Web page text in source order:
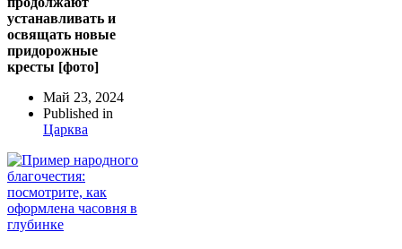
устанавливать и
освящать новые
придорожные
кресты [фото]
Май 23, 2024
Published in
Царква